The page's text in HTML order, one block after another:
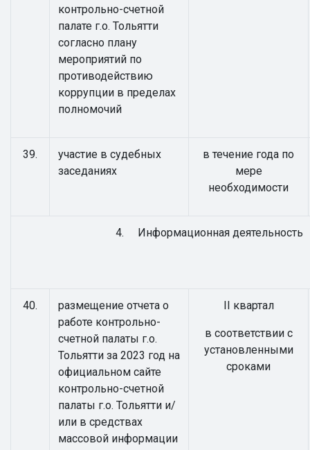
контрольно-счетной
палате г.о. Тольятти
согласно плану
мероприятий по
противодействию
коррупции в пределах
полномочий
39.
участие в судебных
заседаниях
в течение года по
мере
необходимости
4. Информационная деятельность
40.
размещение отчета о
работе контрольно-
счетной палаты г.о.
Тольятти за 2023 год на
официальном сайте
контрольно-счетной
палаты г.о. Тольятти и/
или в средствах
массовой информации
II квартал
в соответствии с
установленными
сроками